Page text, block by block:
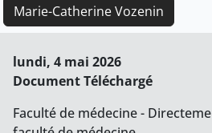
Marie-Catherine Vozenin
lundi, 4 mai 2026
Document Téléchargé
Faculté de médecine -